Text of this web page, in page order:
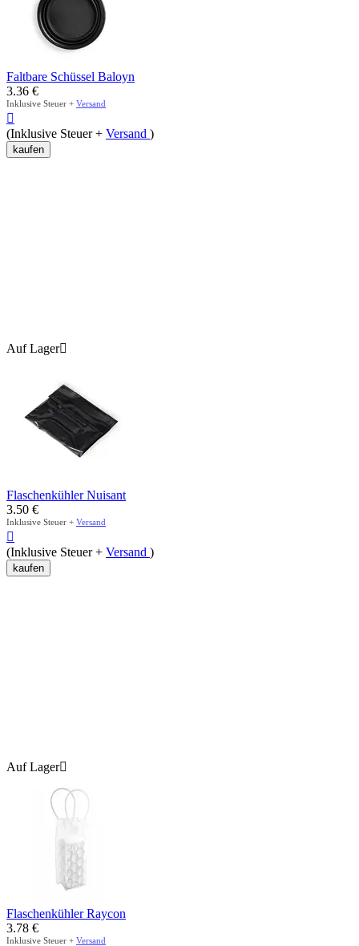
Faltbare Schüssel Baloyn
3.36 €
Inklusive Steuer + Versand

(Inklusive Steuer + Versand )
kaufen
Auf Lager
Flaschenkühler Nuisant
3.50 €
Inklusive Steuer + Versand

(Inklusive Steuer + Versand )
kaufen
Auf Lager
Flaschenkühler Raycon
3.78 €
Inklusive Steuer + Versand